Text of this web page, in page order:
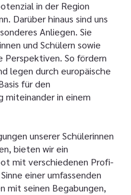
in der Region
Darüber hinaus sind uns
Anliegen. Sie
und Schülern sowie
So fördern
legen durch europäische
für den
miteinander in einem
unserer Schülerinnen
bieten wir ein
mit verschiedenen Profi­
einer umfassenden
mit seinen Begabungen,